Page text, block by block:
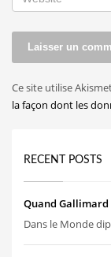
Ce site utilise
la façon dont les
RECENT POSTS
Quand
Dans le Monde